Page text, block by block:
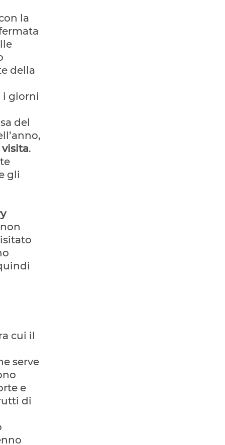
la
della
i giorni
del
.
gli
cui il
serve
e
di